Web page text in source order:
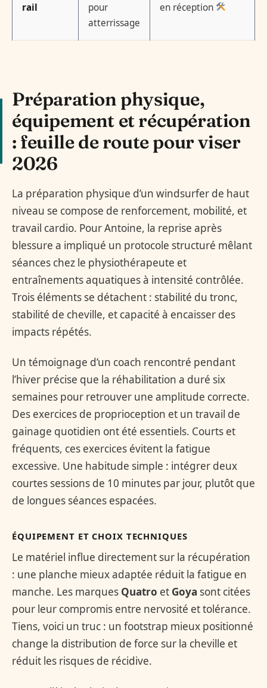
rail
pour
atterrissage
en réception
Préparation physique,
équipement et récupération
: feuille de route pour viser
2026
La préparation physique d’un windsurfer de haut
niveau se compose de renforcement, mobilité, et
travail cardio. Pour Antoine, la reprise après
blessure a impliqué un protocole structuré mêlant
séances chez le physiothérapeute et
entraînements aquatiques à intensité contrôlée.
Trois éléments se détachent : stabilité du tronc,
stabilité de cheville, et capacité à encaisser des
impacts répétés.
Un témoignage d’un coach rencontré pendant
l’hiver précise que la réhabilitation a duré six
semaines pour retrouver une amplitude correcte.
Des exercices de proprioception et un travail de
gainage quotidien ont été essentiels. Courts et
fréquents, ces exercices évitent la fatigue
excessive. Une habitude simple : intégrer deux
courtes sessions de 10 minutes par jour, plutôt que
de longues séances espacées.
ÉQUIPEMENT ET CHOIX TECHNIQUES
Le matériel influe directement sur la récupération
: une planche mieux adaptée réduit la fatigue en
manche. Les marques Quatro et Goya sont citées
pour leur compromis entre nervosité et tolérance.
Tiens, voici un truc : un footstrap mieux positionné
change la distribution de force sur la cheville et
réduit les risques de récidive.